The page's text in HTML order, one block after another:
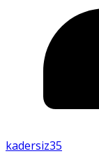
kadersiz35